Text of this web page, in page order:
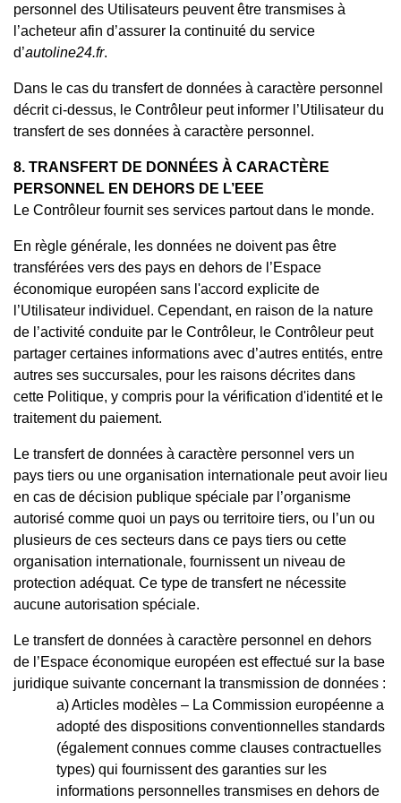
personnel des Utilisateurs peuvent être transmises à
l’acheteur afin d’assurer la continuité du service
d’autoline24.fr.
Dans le cas du transfert de données à caractère personnel
décrit ci-dessus, le Contrôleur peut informer l’Utilisateur du
transfert de ses données à caractère personnel.
8. TRANSFERT DE DONNÉES À CARACTÈRE
PERSONNEL EN DEHORS DE L’EEE
Le Contrôleur fournit ses services partout dans le monde.
En règle générale, les données ne doivent pas être
transférées vers des pays en dehors de l’Espace
économique européen sans l'accord explicite de
l’Utilisateur individuel. Cependant, en raison de la nature
de l’activité conduite par le Contrôleur, le Contrôleur peut
partager certaines informations avec d’autres entités, entre
autres ses succursales, pour les raisons décrites dans
cette Politique, y compris pour la vérification d'identité et le
traitement du paiement.
Le transfert de données à caractère personnel vers un
pays tiers ou une organisation internationale peut avoir lieu
en cas de décision publique spéciale par l’organisme
autorisé comme quoi un pays ou territoire tiers, ou l’un ou
plusieurs de ces secteurs dans ce pays tiers ou cette
organisation internationale, fournissent un niveau de
protection adéquat. Ce type de transfert ne nécessite
aucune autorisation spéciale.
Le transfert de données à caractère personnel en dehors
de l’Espace économique européen est effectué sur la base
juridique suivante concernant la transmission de données :
Articles modèles – La Commission européenne a
adopté des dispositions conventionnelles standards
(également connues comme clauses contractuelles
types) qui fournissent des garanties sur les
informations personnelles transmises en dehors de